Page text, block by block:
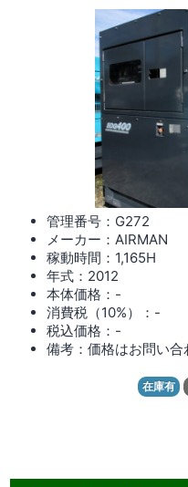
管理番号：G272
メーカー：AIRMAN
稼動時間：1,165H
年式：2012
本体価格：-
消費税（10%）：-
税込価格：-
備考：価格はお問い合
在庫有